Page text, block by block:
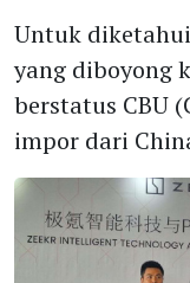
Untuk
yang diboyong
berstatus CBU
impor dari